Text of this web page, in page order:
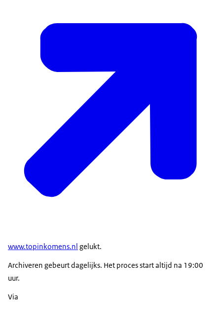
www.topinkomens.nl gelukt.
Archiveren gebeurt dagelijks. Het proces start altijd na 19:00
uur.
Via